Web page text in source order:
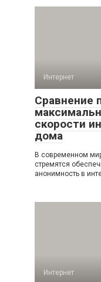
Интернет
Сравнение
скорости
дома
В современном
стремятся
анонимность в
Интернет